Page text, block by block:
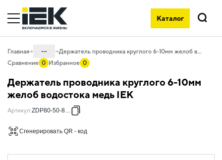
Каталог
Поиск
Главная ...
05. Системы для прокладки кабеля
05.08 Молниезащита и заземление
заземление
Держатель проводника круглого 6-10мм желоб водостока медь IEK
Сравнение 0 Избранное 0
Держатель проводника круглого 6-10мм
желоб водостока медь IEK
Артикул:ZDP80-50-8-16
Сгенерировать QR - код